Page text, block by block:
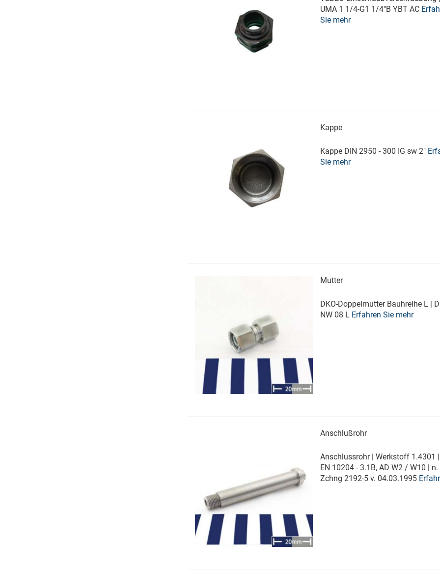
UMA 1 1/4-G1 1/4"B YBT AC
Sie mehr
Kappe
Kappe DIN 2950 - 300 IG sw 2"
Sie mehr
Mutter
DKO-Doppelmutter Bauhreihe L |
NW 08 L Erfahren Sie mehr
Anschlußrohr
Anschlussrohr | Werkstoff 1.4301
EN 10204 - 3.1B, AD W2 / W10 | n.
Zchng 2192-5 v. 04.03.1995